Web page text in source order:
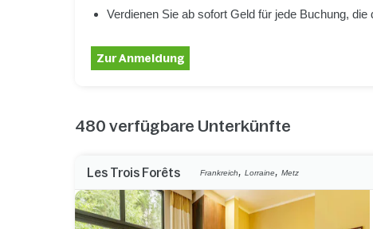
Verdienen Sie ab sofort Geld für jede Buchung,
Zur Anmeldung
480 verfügbare Unterkünfte
Les Trois Forêts Frankreich,Lorraine,Metz